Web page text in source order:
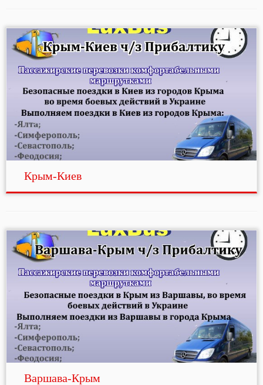
Крым-Киев
Варшава-Крым